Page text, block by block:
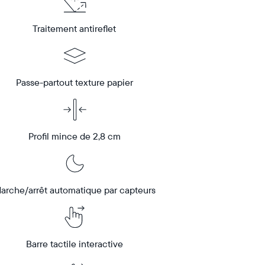
Traitement antireflet
Passe-partout texture papier
Profil mince de 2,8 cm
arrêt automatique par capteurs
Barre tactile interactive